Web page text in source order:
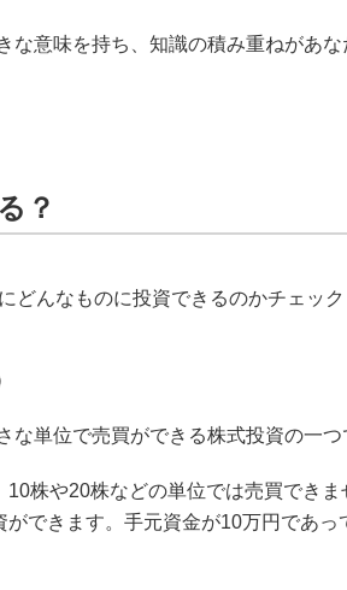
意味を持ち、知識の積み重ねがあ
？
んなものに投資できるのかチェック
な単位で売買ができる株式投資の一つ
株や20株などの単位では売買でき
できます。手元資金が10万円であっ